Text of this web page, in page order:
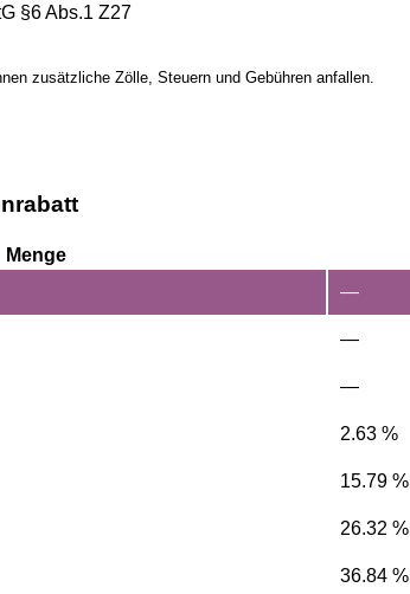
§6 Abs.1 Z27
zusätzliche Zölle, Steuern und Gebühren anfallen.
Menge
—
—
—
2.63 %
15.79 %
26.32 %
36.84 %